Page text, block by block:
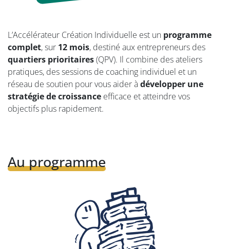
L’Accélérateur Création Individuelle est un programme
complet, sur 12 mois, destiné aux entrepreneurs des
quartiers prioritaires(QPV). Il combine des ateliers
pratiques, des sessions de coaching individuel et un
réseau de soutien pour vous aider àdévelopper une
stratégie de croissance efficace et atteindre vos
objectifs plus rapidement.
Au programme